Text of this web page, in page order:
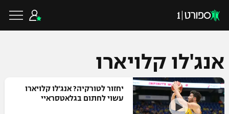
כדורגל ישראלי
אנג'לו קלויארו
יחזור לטורקיה? אנג'לו קלויארו
עשוי לחתום בגלאטסראיי